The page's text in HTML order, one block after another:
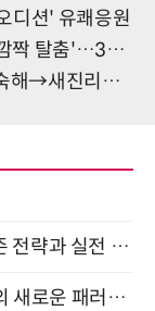
디션' 유쾌응원
프리뷰 스틸 공개
장' 완벽 변신
AI × Design : UX디자이너의 5가지 생존 전략과 실전 대응 8월 28일 개최
“AI와 함께 일하는 시대 ” - 스마트 워크의 새로운 패러다임 (9/11)